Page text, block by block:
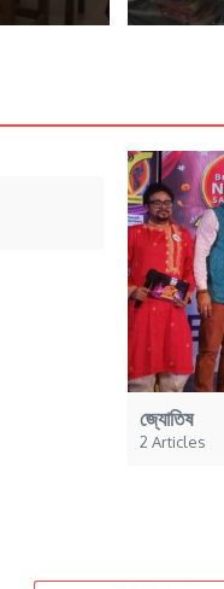
জ্যোতিষ
2 Articles